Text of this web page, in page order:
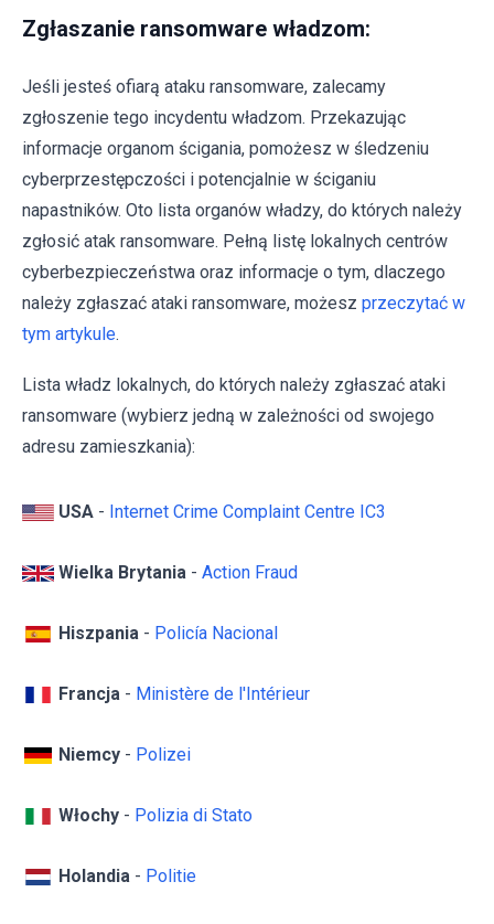
Zgłaszanie ransomware władzom:
Jeśli jesteś ofiarą ataku ransomware, zalecamy
zgłoszenie tego incydentu władzom. Przekazując
informacje organom ścigania, pomożesz w śledzeniu
cyberprzestępczości i potencjalnie w ściganiu
napastników. Oto lista organów władzy, do których należy
zgłosić atak ransomware. Pełną listę lokalnych centrów
cyberbezpieczeństwa oraz informacje o tym, dlaczego
należy zgłaszać ataki ransomware, możesz przeczytać w
tym artykule.
Lista władz lokalnych, do których należy zgłaszać ataki
ransomware (wybierz jedną w zależności od swojego
adresu zamieszkania):
USA - Internet Crime Complaint Centre IC3
Wielka Brytania - Action Fraud
Hiszpania - Policía Nacional
Francja - Ministère de l'Intérieur
Niemcy - Polizei
Włochy - Polizia di Stato
Holandia - Politie